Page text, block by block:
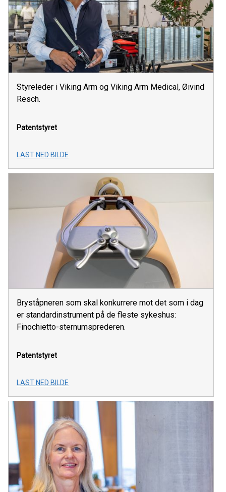
Styreleder i Viking Arm og Viking Arm Medical, Øivind
Resch.
Patentstyret
LAST NED BILDE
Bryståpneren som skal konkurrere mot det som i dag
er standardinstrument på de fleste sykeshus:
Finochietto-sternumsprederen.
Patentstyret
LAST NED BILDE